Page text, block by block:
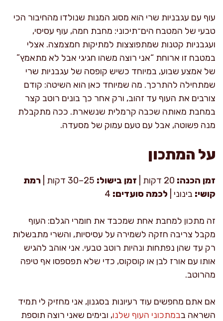
עוף עם עגבניות שרי הוא מסוג המנות שנולדו מהחיבור הכי
טבעי של המטבח הים־תיכוני: מחבת חמה, עוף עסיסי,
ועגבניות קטנות שמתפוצצות למתיקות חמצמצה. אצלי
במטבח זו ארוחת “אני רוצה משהו חגיגי אבל לא מתאמץ”
של אמצע שבוע, במיוחד כשיש קופסה של עגבניות שרי
שמתחילה להתרכך. מה שמיוחד כאן הוא השיטה: קודם
צורבים את העוף עד זהוב, ורק אחר כך בונים רוטב קצר
במחבת מאותה שכבה קרמלית שנשארת. ככה מתקבלת
מנה פשוטה, אבל עם טעם עמוק של מסעדה.
על המתכון
זמן הכנה: זמן בישול:
רמת
קושי: בינוני | לכמה סועדים:
זה מתכון למחבת אחת שמכבד את חומרי הגלם: העוף
מקבל צריבה חזקה לשמירה על עסיסיות, והשרי מתבשלות
רק עד שהן נפתחות ונהיות רוטב טבעי. אני אוהב להגיש
אותו עם אורז לבן או קוסקוס, כדי שלא תפספסו אף טיפה
מהרוטב.
אם אתם מחפשים עוד רעיונות בסגנון, אני מחזיק לי תמיד
השראה בבמתכוני העוף שלנו, ובימים שאני רוצה תוספת